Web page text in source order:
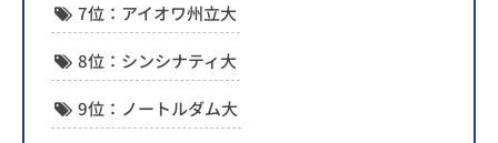
7位：アイオワ州立大
8位：シンシナティ大
9位：ノートルダム大